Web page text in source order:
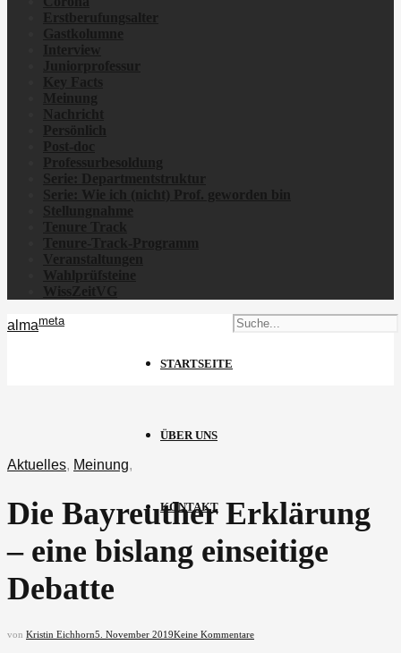
almameta
STARTSEITE
ÜBER UNS
KONTAKT
Aktuelles, Meinung,
Die Bayreuther Erklärung
– eine bislang einseitige
Debatte
von Kristin Eichhorn5. November 2019Keine Kommentare